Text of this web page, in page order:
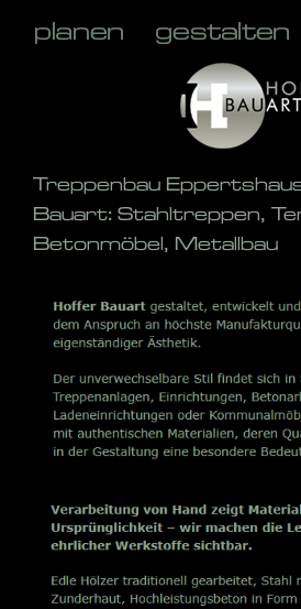
Treppenbau
Bauart: Stahltreppen,
Betonmöbel, Metallbau